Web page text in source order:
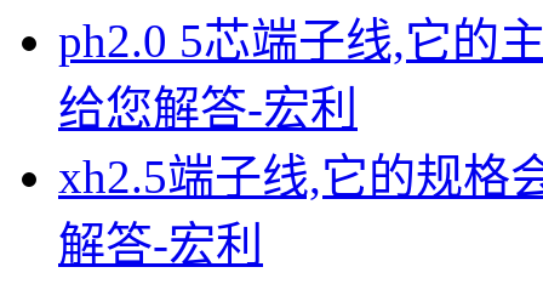
ph2.0 5芯端子线,它的
给您解答-宏利
xh2.5端子线,它的规格
解答-宏利